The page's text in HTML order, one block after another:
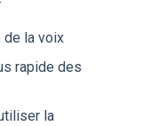
de la voix
rapide des
la